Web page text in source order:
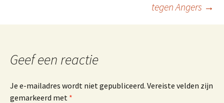
tegen Angers →
Geef een reactie
Je e-mailadres wordt niet gepubliceerd. Vereiste velden zijn
gemarkeerd met *